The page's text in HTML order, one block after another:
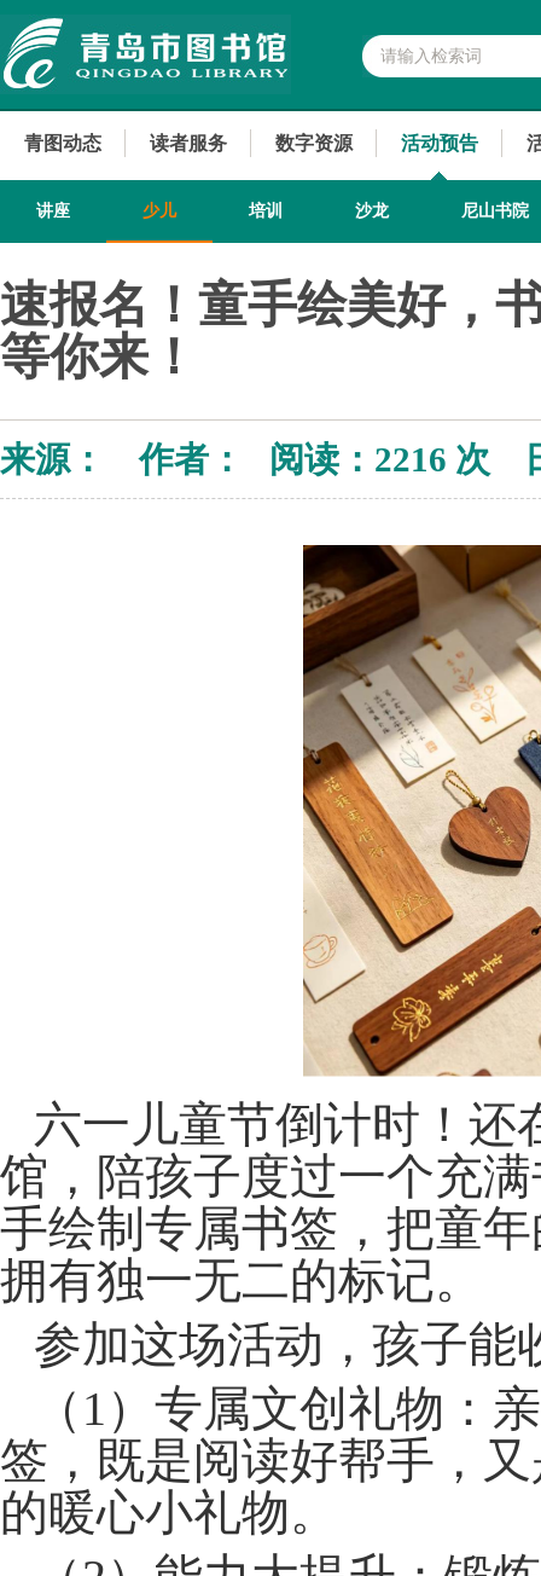
青图动态 读者服务 数字资源 活动预告
讲座 少儿 培训 沙龙 尼山书院
速报名！童手绘美好，
等你来！
来源： 作者： 阅读： 2216 次
六一儿童节倒计时！还
馆，陪孩子度过一个充
手绘制专属书签，把童
拥有独一无二的标记。
参加这场活动，孩子能
（1）专属文创礼物：
签，既是阅读好帮手，
的暖心小礼物。